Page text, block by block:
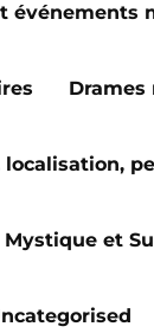
événements
Drames
Mystique et